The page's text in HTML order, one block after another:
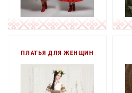
ПЛАТЬЯ ДЛЯ ЖЕНЩИН